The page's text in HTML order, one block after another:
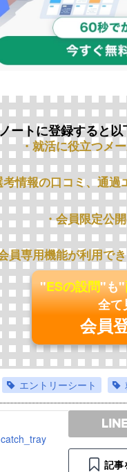
ートに登録すると
・就活に役立つメ
情報の口コミ、通
・会員限定公
員専用機能が利用で
"ESの設問"も"
全て
会員
エントリーシート
catch_tray
記事